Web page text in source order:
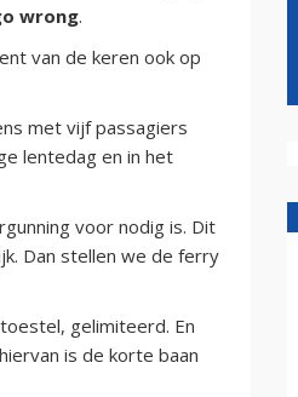
wrong.
van de keren ook op
met vijf passagiers
lentedag en in het
voor nodig is. Dit
Dan stellen we de ferry
gelimiteerd. En
is de korte baan